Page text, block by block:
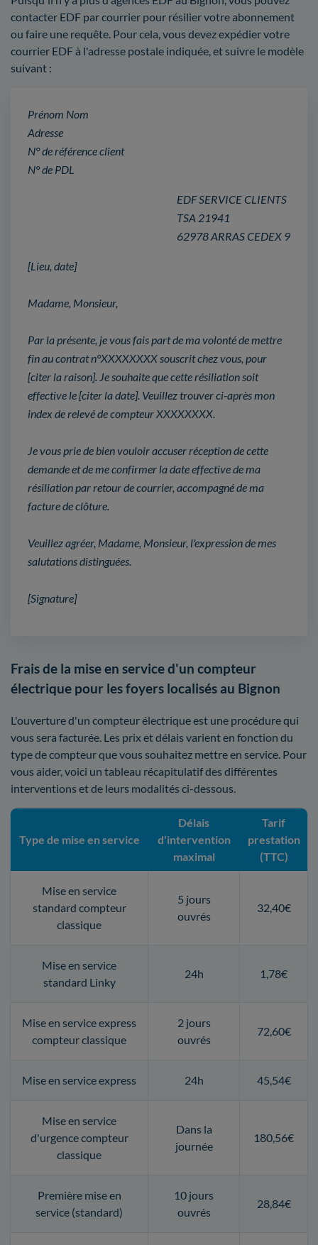
contacter EDF par courrier pour résilier votre abonnement
ou faire une requête. Pour cela, vous devez expédier votre
courrier EDF à l'adresse postale indiquée, et suivre le modèle
suivant :
Prénom Nom
Adresse
N° de référence client
N° de PDL
EDF SERVICE CLIENTS
TSA 21941
62978 ARRAS CEDEX 9
[Lieu, date]
Madame, Monsieur,
Par la présente, je vous fais part de ma volonté de mettre
fin au contrat n°XXXXXXXX souscrit chez vous, pour
[citer la raison]. Je souhaite que cette résiliation soit
effective le [citer la date]. Veuillez trouver ci-après mon
index de relevé de compteur XXXXXXXX.
Je vous prie de bien vouloir accuser réception de cette
demande et de me confirmer la date effective de ma
résiliation par retour de courrier, accompagné de ma
facture de clôture.
Veuillez agréer, Madame, Monsieur, l'expression de mes
salutations distinguées.
[Signature]
Frais de la mise en service d'un compteur
électrique pour les foyers localisés au Bignon
L'ouverture d'un compteur électrique est une procédure qui
vous sera facturée. Les prix et délais varient en fonction du
type de compteur que vous souhaitez mettre en service. Pour
vous aider, voici un tableau récapitulatif des différentes
interventions et de leurs modalités ci-dessous.
Type de mise en service
Délais
d'intervention
maximal
Tarif
prestation
(TTC)
Mise en service
standard compteur
classique
5 jours
ouvrés
32,40€
Mise en service
standard Linky
24h 1,78€
Mise en service express
compteur classique
2 jours
ouvrés
72,60€
Mise en service express 24h 45,54€
Mise en service
d'urgence compteur
classique
Dans la
journée
180,56€
Première mise en
service (standard)
10 jours
ouvrés
28,84€